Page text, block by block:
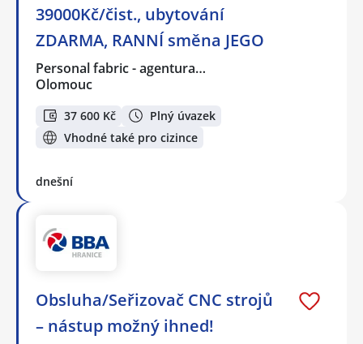
39000Kč/čist., ubytování
ZDARMA, RANNÍ směna JEGO
Personal fabric - agentura…
Olomouc
37 600 Kč
Plný úvazek
Vhodné také pro cizince
dnešní
Obsluha/Seřizovač CNC strojů
– nástup možný ihned!